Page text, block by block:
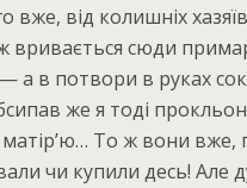
вже, від колишніх
вривається сюди
а в потвори в руках
же я тоді
То ж вони вже,
чи купили десь! Але